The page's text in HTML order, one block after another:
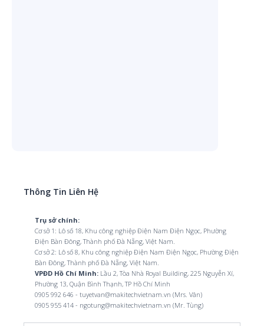
Thông Tin Liên Hệ
Trụ sở chính:
Cơ sở 1: Lô số 18, Khu công nghiệp Điện Nam Điện Ngọc, Phường
Điện Bàn Đông, Thành phố Đà Nẵng, Việt Nam.
Cơ sở 2: Lô số 8, Khu công nghiệp Điện Nam Điện Ngọc, Phường Điện
Bàn Đông, Thành phố Đà Nẵng, Việt Nam.
VPĐD Hồ Chí Minh:Lầu 2, Tòa Nhà Royal Building, 225 Nguyễn Xí,
Phường 13, Quận Bình Thạnh, TP Hồ Chí Minh
0905 992 646 - tuyetvan@makitechvietnam.vn (Mrs. Vân)
0905 955 414 - ngotung@makitechvietnam.vn (Mr. Tùng)